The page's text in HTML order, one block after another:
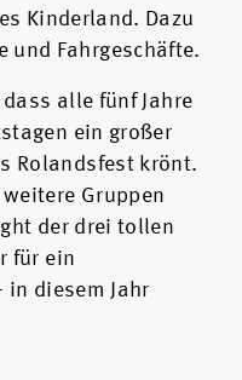
Kinderland. Dazu
und Fahrgeschäfte.
alle fünf Jahre
ein großer
Rolandsfest krönt.
Gruppen
der drei tollen
für ein
in diesem Jahr